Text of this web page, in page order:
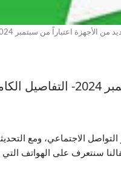
الأجهزة اعتباراً من سبتمبر 2024
الاجتماعي، ومع
سنتعرف على الهواتف